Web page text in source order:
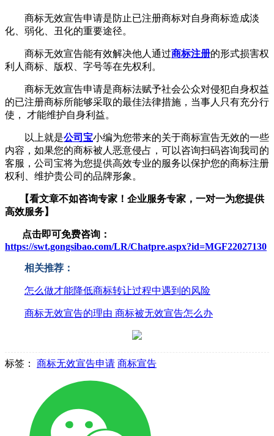
商标无效宣告申请是防止已注册商标对自身商标造成淡
化、弱化、丑化的重要途径。
商标无效宣告能有效解决他人通过商标注册的形式损害权
利人商标、版权、字号等在先权利。
商标无效宣告申请是商标法赋予社会公众对侵犯自身权益
的已注册商标所能够采取的最佳法律措施，当事人只有充分行
使， 才能维护自身利益。
以上就是公司宝小编为您带来的关于商标宣告无效的一些
内容，如果您的商标被人恶意侵占，可以咨询扫码咨询我司的
客服，公司宝将为您提供高效专业的服务以保护您的商标注册
权利、维护贵公司的品牌形象。
【看文章不如咨询专家！企业服务专家，一对一为您提供
高效服务】
点击即可免费咨询：
https://swt.gongsibao.com/LR/Chatpre.aspx?id=MGF22027130
相关推荐：
怎么做才能降低商标转让过程中遇到的风险
商标无效宣告的理由 商标被无效宣告怎么办
标签： 商标无效宣告申请 商标宣告